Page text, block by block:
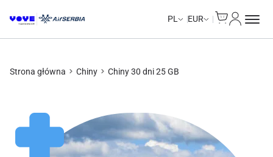
PL EUR
Strona główna Chiny Chiny 30 dni 25 GB